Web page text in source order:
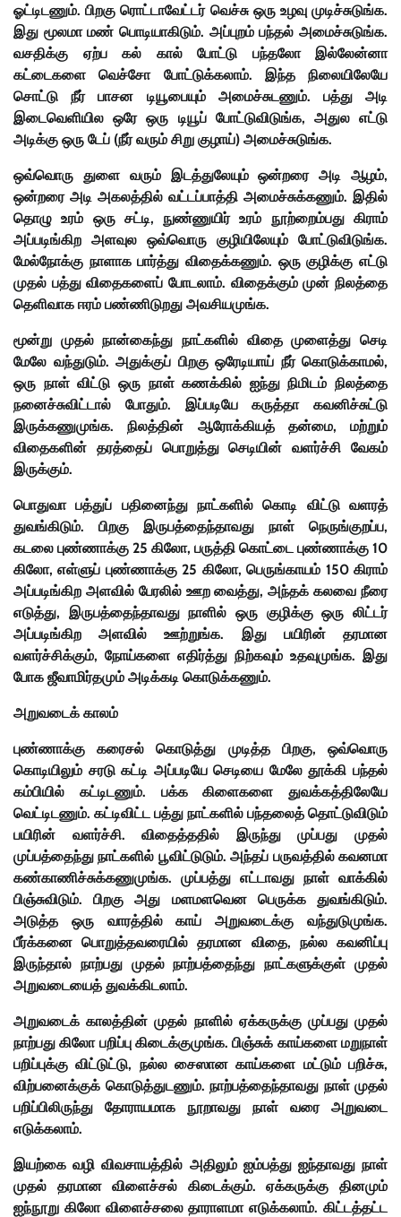
ஓட்டிடணும். பிறகு ரொட்டாவேட்டர் வெச்சு ஒரு உழவு முடிச்சுடுங்க.
இது மூலமா மண் பொடியாகிடும். அப்புறம் பந்தல் அமைச்சுடுங்க.
வசதிக்கு ஏற்ப கல் கால் போட்டு பந்தலோ இல்லேன்னா
கட்டைகளை வெச்சோ போட்டுக்கலாம். இந்த நிலையிலேயே
சொட்டு நீர் பாசன டியூபையும் அமைச்சுடணும். பத்து அடி
இடைவெளியில ஒரே ஒரு டியூப் போட்டுவிடுங்க, அதுல எட்டு
அடிக்கு ஒரு டேப் (நீர் வரும் சிறு குழாய்) அமைச்சுடுங்க.
ஒவ்வொரு துளை வரும் இடத்துலேயும் ஒன்றரை அடி ஆழம்,
ஒன்றரை அடி அகலத்தில் வட்டப்பாத்தி அமைச்சுக்கணும். இதில்
தொழு உரம் ஒரு சட்டி, நுண்ணுயிர் உரம் நூற்றைம்பது கிராம்
அப்படிங்கிற அளவுல ஒவ்வொரு குழியிலேயும் போட்டுவிடுங்க.
மேல்நோக்கு நாளாக பார்த்து விதைக்கணும். ஒரு குழிக்கு எட்டு
முதல் பத்து விதைகளைப் போடலாம். விதைக்கும் முன் நிலத்தை
தெளிவாக ஈரம் பண்ணிடுறது அவசியமுங்க.
மூன்று முதல் நான்கைந்து நாட்களில் விதை முளைத்து செடி
மேலே வந்துடும். அதுக்குப் பிறகு ஒரேடியாய் நீர் கொடுக்காமல்,
ஒரு நாள் விட்டு ஒரு நாள் கணக்கில் ஐந்து நிமிடம் நிலத்தை
நனைச்சுவிட்டால் போதும். இப்படியே கருத்தா கவனிச்சுட்டு
இருக்கணுமுங்க. நிலத்தின் ஆரோக்கியத் தன்மை, மற்றும்
விதைகளின் தரத்தைப் பொறுத்து செடியின் வளர்ச்சி வேகம்
இருக்கும்.
பொதுவா பத்துப் பதினைந்து நாட்களில் கொடி விட்டு வளரத்
துவங்கிடும். பிறகு இருபத்தைந்தாவது நாள் நெருங்குறப்ப,
கடலை புண்ணாக்கு 25 கிலோ, பருத்தி கொட்டை புண்ணாக்கு 10
கிலோ, எள்ளுப் புண்ணாக்கு 25 கிலோ, பெருங்காயம் 150 கிராம்
அப்படிங்கிற அளவில் பேரலில் ஊற வைத்து, அந்தக் கலவை நீரை
எடுத்து, இருபத்தைந்தாவது நாளில் ஒரு குழிக்கு ஒரு லிட்டர்
அப்படிங்கிற அளவில் ஊற்றுங்க. இது பயிரின் தரமான
வளர்ச்சிக்கும், நோய்களை எதிர்த்து நிற்கவும் உதவுமுங்க. இது
போக ஜீவாமிர்தமும் அடிக்கடி கொடுக்கணும்.
அறுவடைக் காலம்
புண்ணாக்கு கரைசல் கொடுத்து முடித்த பிறகு, ஒவ்வொரு
கொடியிலும் சரடு கட்டி அப்படியே செடியை மேலே தூக்கி பந்தல்
கம்பியில் கட்டிடணும். பக்க கிளைகளை துவக்கத்திலேயே
வெட்டிடணும். கட்டிவிட்ட பத்து நாட்களில் பந்தலைத் தொட்டுவிடும்
பயிரின் வளர்ச்சி. விதைத்ததில் இருந்து முப்பது முதல்
முப்பத்தைந்து நாட்களில் பூவிட்டுடும். அந்தப் பருவத்தில் கவனமா
கண்காணிச்சுக்கணுமுங்க. முப்பத்து எட்டாவது நாள் வாக்கில்
பிஞ்சுவிடும். பிறகு அது மளமளவென பெருக்க துவங்கிடும்.
அடுத்த ஒரு வாரத்தில் காய் அறுவடைக்கு வந்துடுமுங்க.
பீர்க்கனை பொறுத்தவரையில் தரமான விதை, நல்ல கவனிப்பு
இருந்தால் நாற்பது முதல் நாற்பத்தைந்து நாட்களுக்குள் முதல்
அறுவடையைத் துவக்கிடலாம்.
அறுவடைக் காலத்தின் முதல் நாளில் ஏக்கருக்கு முப்பது முதல்
நாற்பது கிலோ பறிப்பு கிடைக்குமுங்க. பிஞ்சுக் காய்களை மறுநாள்
பறிப்புக்கு விட்டுட்டு, நல்ல சைஸான காய்களை மட்டும் பறிச்சு,
விற்பனைக்குக் கொடுத்துடணும். நாற்பத்தைந்தாவது நாள் முதல்
பறிப்பிலிருந்து தோராயமாக நூறாவது நாள் வரை அறுவடை
எடுக்கலாம்.
இயற்கை வழி விவசாயத்தில் அதிலும் ஐம்பத்து ஐந்தாவது நாள்
முதல் தரமான விளைச்சல் கிடைக்கும். ஏக்கருக்கு தினமும்
ஐந்நூறு கிலோ விளைச்சலை தாராளமா எடுக்கலாம். கிட்டத்தட்ட